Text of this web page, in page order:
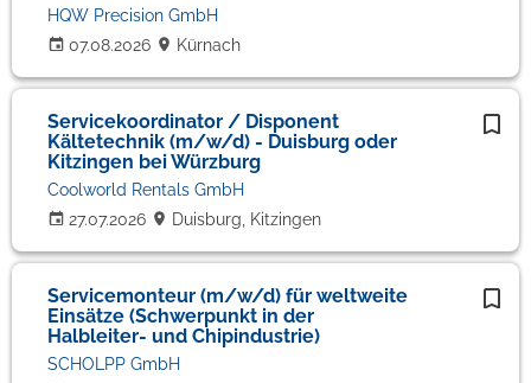
07.08.2026
HQW Precision GmbH
Kürnach
Servicekoordinator / Disponent
Kältetechnik (m/w/d) - Duisburg oder
Kitzingen bei Würzburg
27.07.2026
Coolworld Rentals GmbH
Duisburg, Kitzingen
Servicemonteur (m/w/d) für weltweite
Einsätze (Schwerpunkt in der
Halbleiter- und Chipindustrie)
SCHOLPP GmbH